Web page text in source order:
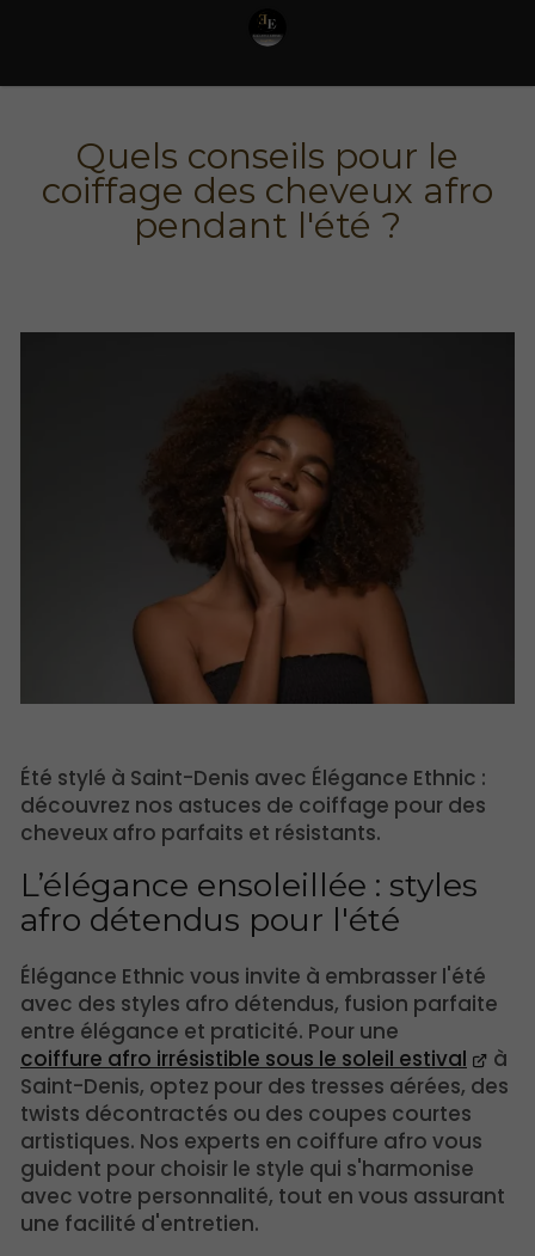
Quels conseils pour le
coiffage des cheveux afro
pendant l'été ?
Été stylé à Saint-Denis avec Élégance Ethnic :
découvrez nos astuces de coiffage pour des
cheveux afro parfaits et résistants.
L’élégance ensoleillée : styles
afro détendus pour l'été
Élégance Ethnic vous invite à embrasser l'été
avec des styles afro détendus, fusion parfaite
entre élégance et praticité. Pour une
coiffure afro irrésistible sous le soleil estival
à
Saint-Denis, optez pour des tresses aérées, des
twists décontractés ou des coupes courtes
artistiques. Nos experts en coiffure afro vous
guident pour choisir le style qui s'harmonise
avec votre personnalité, tout en vous assurant
une facilité d'entretien.